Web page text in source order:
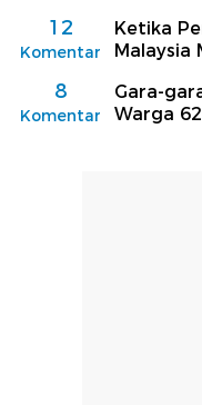
12
Komentar
Ketika
Malaysia
8
Komentar
Gara-
Warga